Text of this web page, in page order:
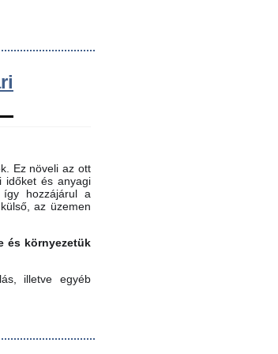
Ez növeli az ott
időket és anyagi
így hozzájárul a
az üzemen
és környezetük
illetve egyéb